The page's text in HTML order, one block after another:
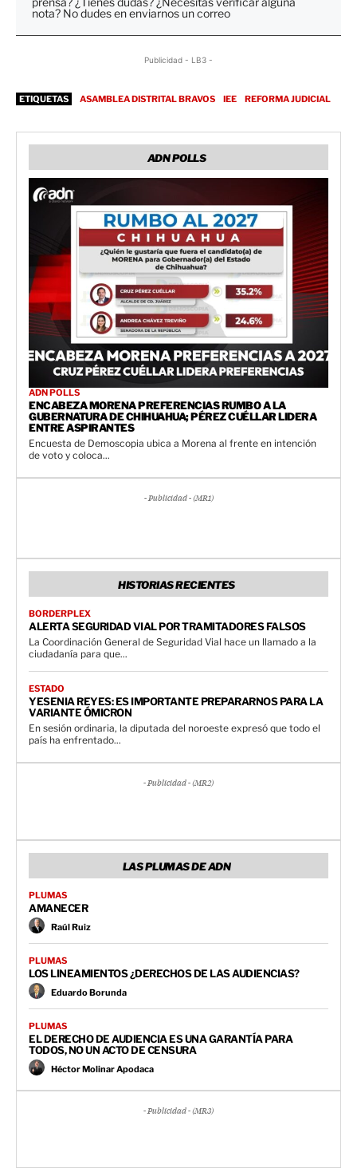
nota? No dudes en enviarnos un correo
Publicidad - LB3 -
ETIQUETAS ASAMBLEA DISTRITAL BRAVOS IEE REFORMA JUDICIAL
ADN POLLS
ADN POLLS
ENCABEZA MORENA PREFERENCIAS RUMBO A LA
GUBERNATURA DE CHIHUAHUA; PÉREZ CUÉLLAR LIDERA
ENTRE ASPIRANTES
Encuesta de Demoscopia ubica a Morena al frente en intención
de voto y coloca...
- Publicidad - (MR1)
HISTORIAS RECIENTES
BORDERPLEX
ALERTA SEGURIDAD VIAL POR TRAMITADORES FALSOS
La Coordinación General de Seguridad Vial hace un llamado a la
ciudadanía para que...
ESTADO
YESENIA REYES: ES IMPORTANTE PREPARARNOS PARA LA
VARIANTE ÓMICRON
En sesión ordinaria, la diputada del noroeste expresó que todo el
país ha enfrentado...
- Publicidad - (MR2)
LAS PLUMAS DE ADN
PLUMAS
AMANECER
Raúl Ruiz
PLUMAS
LOS LINEAMIENTOS ¿DERECHOS DE LAS AUDIENCIAS?
Eduardo Borunda
PLUMAS
EL DERECHO DE AUDIENCIA ES UNA GARANTÍA PARA
TODOS, NO UN ACTO DE CENSURA
Héctor Molinar Apodaca
- Publicidad - (MR3)